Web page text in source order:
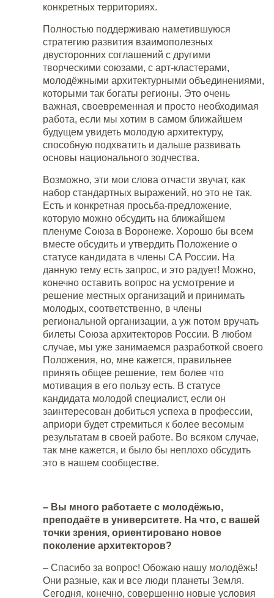
конкретных территориях.
Полностью поддерживаю наметившуюся
стратегию развития взаимополезных
двусторонних соглашений с другими
творческими союзами, с арт-кластерами,
молодёжными архитектурными объединениями,
которыми так богаты регионы. Это очень
важная, своевременная и просто необходимая
работа, если мы хотим в самом ближайшем
будущем увидеть молодую архитектуру,
способную подхватить и дальше развивать
основы национального зодчества.
Возможно, эти мои слова отчасти звучат, как
набор стандартных выражений, но это не так.
Есть и конкретная просьба-предложение,
которую можно обсудить на ближайшем
пленуме Союза в Воронеже. Хорошо бы всем
вместе обсудить и утвердить Положение о
статусе кандидата в члены СА России. На
данную тему есть запрос, и это радует! Можно,
конечно оставить вопрос на усмотрение и
решение местных организаций и принимать
молодых, соответственно, в члены
региональной организации, а уж потом вручать
билеты Союза архитекторов России. В любом
случае, мы уже занимаемся разработкой своего
Положения, но, мне кажется, правильнее
принять общее решение, тем более что
мотивация в его пользу есть. В статусе
кандидата молодой специалист, если он
заинтересован добиться успеха в профессии,
априори будет стремиться к более весомым
результатам в своей работе. Во всяком случае,
так мне кажется, и было бы неплохо обсудить
это в нашем сообществе.
– Вы много работаете с молодёжью,
преподаёте в университете. На что, с вашей
точки зрения, ориентировано новое
поколение архитекторов?
– Спасибо за вопрос! Обожаю нашу молодёжь!
Они разные, как и все люди планеты Земля.
Сегодня, конечно, совершенно новые условия